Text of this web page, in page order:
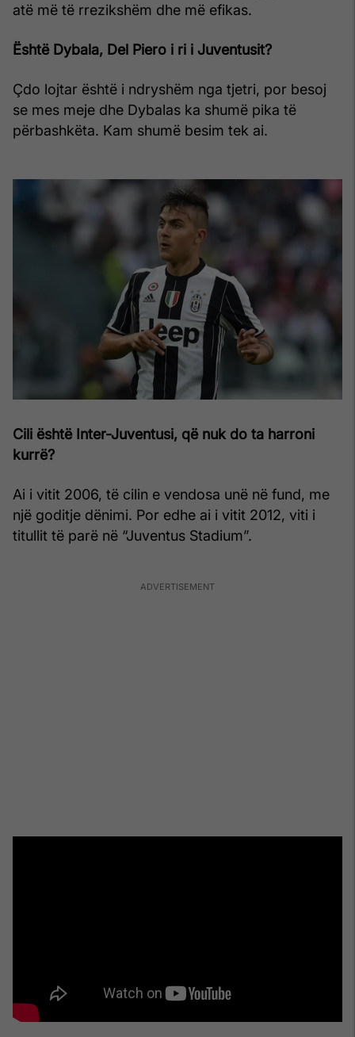
atë më të rrezikshëm dhe më efikas.
Është Dybala, Del Piero i ri i Juventusit?
Çdo lojtar është i ndryshëm nga tjetri, por besoj
se mes meje dhe Dybalas ka shumë pika të
përbashkëta. Kam shumë besim tek ai.
Cili është Inter-Juventusi, që nuk do ta harroni
kurrë?
Ai i vitit 2006, të cilin e vendosa unë në fund, me
një goditje dënimi. Por edhe ai i vitit 2012, viti i
titullit të parë në “Juventus Stadium”.